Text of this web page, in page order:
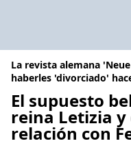
La revista alemana
haberles 'divorciado'
El supuesto
reina Letizia
relación con